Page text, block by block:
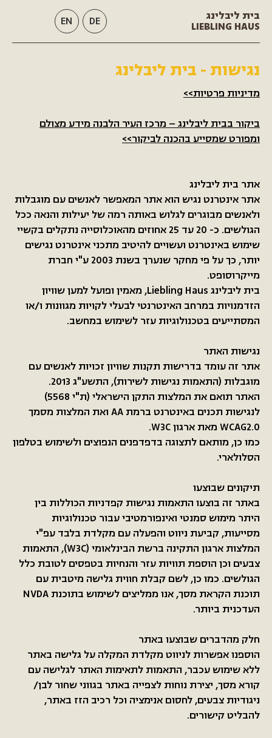
בית ליבלינג
LIEBLING HAUS
EN DE
נגישות - בית ליבלינג
מדיניות פרטיות>>
ביקור בבית ליבלינג – מרכז העיר הלבנה מידע מצולם
ומפורט שמסייע בהכנה לביקור>>
אתר בית ליבלינג
אתר אינטרנט נגיש הוא אתר המאפשר לאנשים עם מוגבלות
ולאנשים מבוגרים לגלוש באותה רמה של יעילות והנאה ככל
הגולשים. כ- 20 עד 25 אחוזים מהאוכלוסייה נתקלים בקשיי
שימוש באינטרנט ועשויים להיטיב מתכני אינטרנט נגישים
יותר, כך על פי מחקר שנערך בשנת 2003 ע"י חברת
מייקרוסופט.
בית ליבלינג Liebling Haus, מאמין ופועל למען שוויון
הזדמנויות במרחב האינטרנטי לבעלי לקויות מגוונות ו/או
המסתייעים בטכנולוגיות עזר לשימוש במחשב.
נגישות האתר
אתר זה עומד בדרישות תקנות שוויון זכויות לאנשים עם
מוגבלות (התאמות נגישות לשירות), התשע"ג 2013.
האתר תואם את המלצות התקן הישראלי (ת"י 5568)
לנגישות תכנים באינטרנט ברמת AA ואת המלצות מסמך
WCAG2.0 מאת ארגון W3C.
כמו כן, מותאם לתצוגה בדפדפנים הנפוצים ולשימוש בטלפון
הסלולארי.
תיקונים שבוצעו
באתר זה בוצעו התאמות נגישות קפדניות הכוללות בין
היתר מימוש סמנטי ואינפורמטיבי עבור טכנולוגיות
מסייעות, קביעת ניווט והפעלה עם מקלדת בלבד עפ"י
המלצות ארגון התקינה ברשת הבינלאומי (W3C), התאמות
צבעים וכן הוספת תוויות עזר והנחיות בטפסים לטובת כלל
הגולשים. כמו כן, לשם קבלת חווית גלישה מיטבית עם
תוכנת הקראת מסך, אנו ממליצים לשימוש בתוכנת NVDA
העדכנית ביותר.
חלק מהדברים שבוצעו באתר
הוספנו אפשרות לניווט מקלדת המקלה על גלישה באתר
ללא שימוש עכבר, התאמות לתאימות האתר לגלישה עם
קורא מסך, יצירת נוחות לצפייה באתר בגווני שחור לבן/
ניגודיות צבעים, לחסום אנימציה וכל רכיב הזז באתר,
להבליט קישורים.